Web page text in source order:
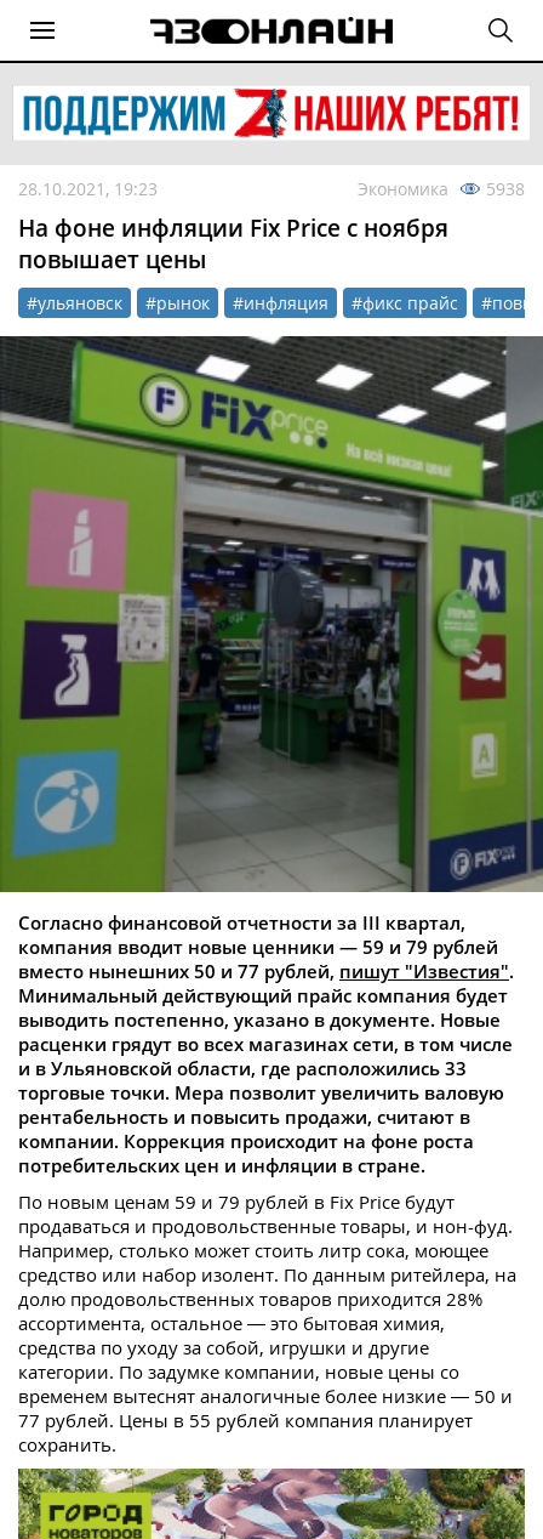
28.10.2021, 19:23 Экономика 5938
На фоне инфляции Fix Price с ноября
повышает цены
#ульяновск #рынок #инфляция #фикс прайс
Согласно финансовой отчетности за III квартал,
компания вводит новые ценники — 59 и 79 рублей
вместо нынешних 50 и 77 рублей, пишут "Известия".
Минимальный действующий прайс компания будет
выводить постепенно, указано в документе. Новые
расценки грядут во всех магазинах сети, в том числе
и в Ульяновской области, где расположились 33
торговые точки. Мера позволит увеличить валовую
рентабельность и повысить продажи, считают в
компании. Коррекция происходит на фоне роста
потребительских цен и инфляции в стране.
По новым ценам 59 и 79 рублей в Fix Price будут
продаваться и продовольственные товары, и нон-фуд.
Например, столько может стоить литр сока, моющее
средство или набор изолент. По данным ритейлера, на
долю продовольственных товаров приходится 28%
ассортимента, остальное — это бытовая химия,
средства по уходу за собой, игрушки и другие
категории. По задумке компании, новые цены со
временем вытеснят аналогичные более низкие — 50 и
77 рублей. Цены в 55 рублей компания планирует
сохранить.